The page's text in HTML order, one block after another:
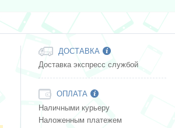
ДОСТАВКА
Доставка экспресс службой
ОПЛАТА
Наличными курьеру
Наложенным платежем